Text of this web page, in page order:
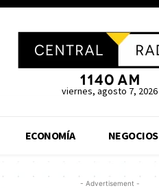
viernes, agosto 7, 2026
ECONOMÍA NEGOCIOS
- Advertisement -